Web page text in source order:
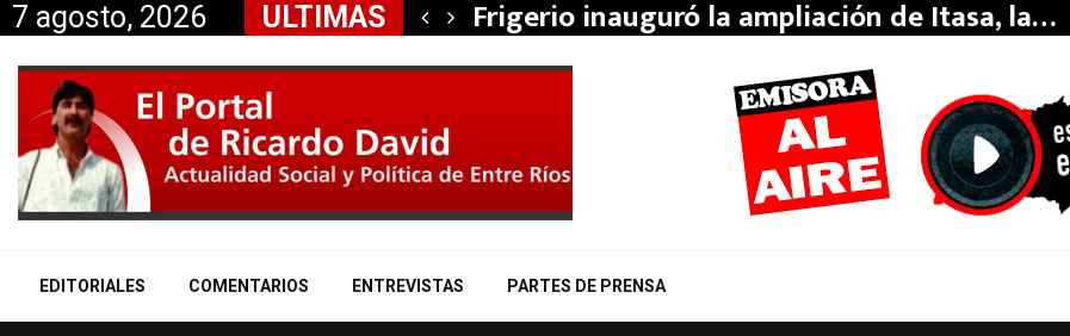
7 agosto, 2026 ULTIMAS
Miranda anunció… Frigerio inauguró la ampliación de Itasa, la…
EDITORIALES COMENTARIOS ENTREVISTAS PARTES DE PRENSA